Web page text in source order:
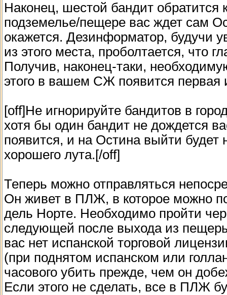
Наконец, шестой бандит
подземелье/пещере вас ждет сам
окажется. Дезинформатор, будучи
из этого места, проболтается, что
Получив, наконец-таки,
этого в вашем СЖ появится первая
[off]Не игнорируйте бандитов в
хотя бы один бандит не дождется
появится, и на Остина выйти
хорошего лута.[/off]
Теперь можно отправляться
Он живет в ПЛЖ, в которое можно
дель Норте. Необходимо пройти
следующей после выхода из
вас нет испанской торговой
(при поднятом испанском или
часового убить прежде, чем он
Если этого не сделать, все в ПЛЖ